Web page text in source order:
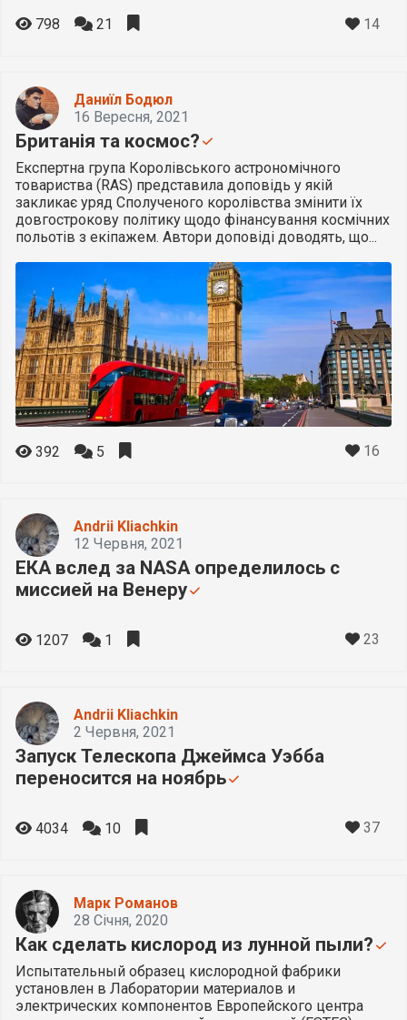
798 21 14
Даниїл Бодюл
16 Вересня, 2021
Британія та космос?
Експертна група Королівського астрономічного
товариства (RAS) представила доповідь у якій
закликає уряд Сполученого королівства змінити їх
довгострокову політику щодо фінансування космічних
польотів з екіпажем. Автори доповіді доводять, що...
392 5 16
Andrii Kliachkin
12 Червня, 2021
ЕКА вслед за NASA определилось с
миссией на Венеру
1207 1 23
Andrii Kliachkin
2 Червня, 2021
Запуск Телескопа Джеймса Уэбба
переносится на ноябрь
4034 10 37
Марк Романов
28 Січня, 2020
Как сделать кислород из лунной пыли?
Испытательный образец кислородной фабрики
установлен в Лаборатории материалов и
электрических компонентов Европейского центра